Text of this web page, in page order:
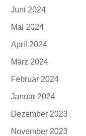
Juni 2024
Mai 2024
April 2024
März 2024
Februar 2024
Januar 2024
Dezember 2023
November 2023